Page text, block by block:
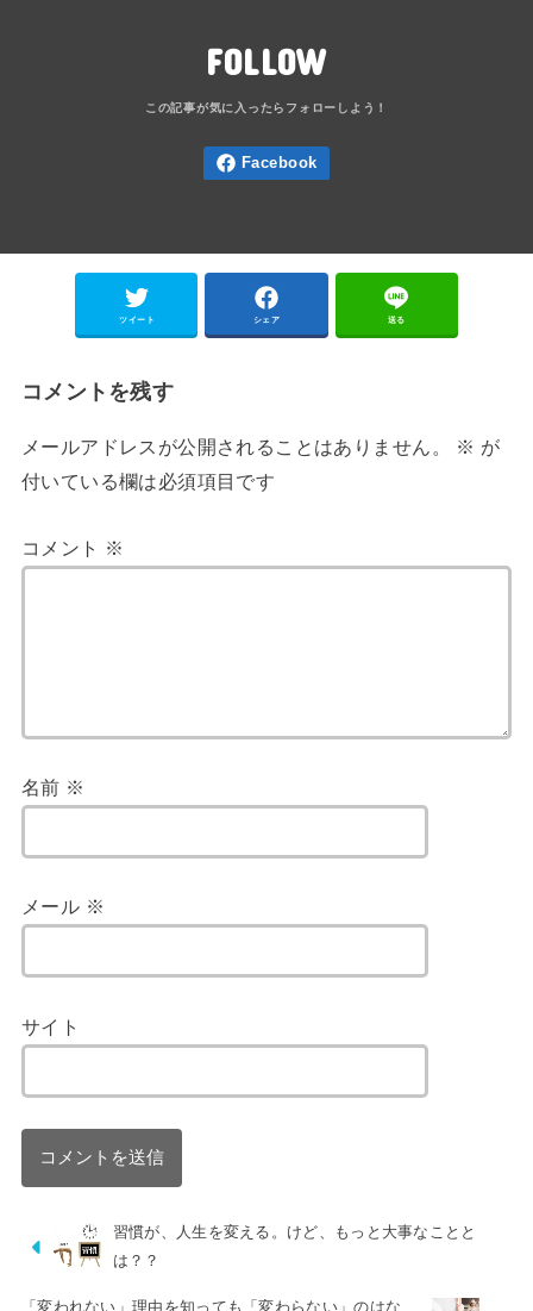
FOLLOW
ツイート シェア 送る
コメントを残す
メールアドレスが公開されることはありません。 ※ が
付いている欄は必須項目です
コメント ※
名前 ※
メール ※
サイト
習慣が、人生を変える。けど、もっと大事なことと
は？？
「変われない」理由を知っても「変わらない」のはな